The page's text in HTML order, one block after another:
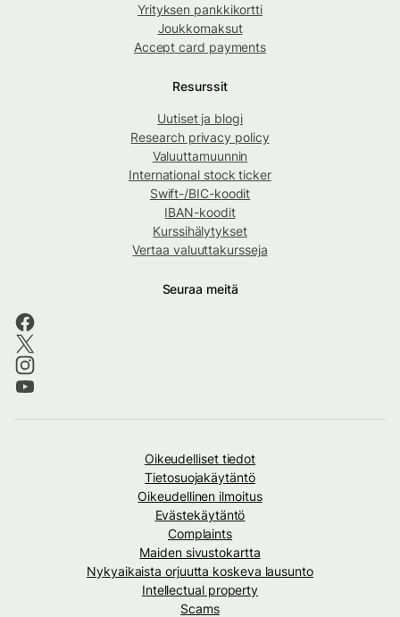
Yrityksen pankkikortti
Joukkomaksut
Accept card payments
Resurssit
Uutiset ja blogi
Research privacy policy
Valuuttamuunnin
International stock ticker
Swift-/BIC-koodit
IBAN-koodit
Kurssihälytykset
Vertaa valuuttakursseja
Seuraa meitä
Oikeudelliset tiedot
Tietosuojakäytäntö
Oikeudellinen ilmoitus
Evästekäytäntö
Complaints
Maiden sivustokartta
Nykyaikaista orjuutta koskeva lausunto
Intellectual property
Scams